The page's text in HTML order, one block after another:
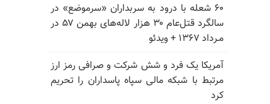
۶۰ شعله با درود به سربداران «سرموضع» در
سالگرد قتل‌عام ۳۰ هزار لاله‌های بهمن ۵۷ در
مـرداد ۱۳۶۷ + ویدئو
آمریکا یک فرد و شش شرکت و صرافی رمز ارز
مرتبط با شبکه مالی سپاه پاسداران را تحریم
کرد